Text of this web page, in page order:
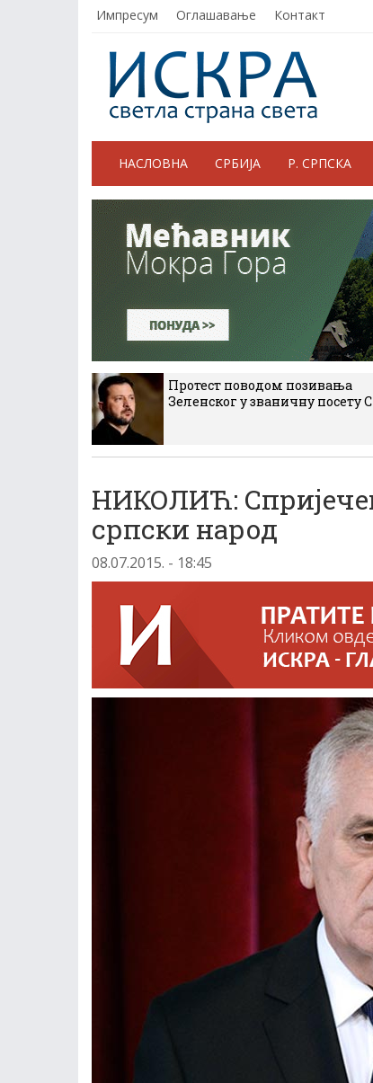
Импресум Оглашавање Контакт
НАСЛОВНА СРБИЈА Р. СРПСКА
Протест поводом позивања
Зеленског у званичну посету
НИКОЛИЋ:
српски народ
08.07.2015. - 18:45